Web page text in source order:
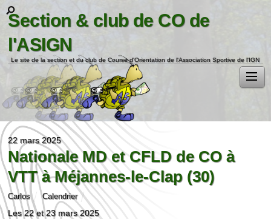
Section & club de CO de
l'ASIGN
Le site de la section et du club de Course d'Orientation de l'Association Sportive de l'IGN
22 mars 2025
Nationale MD et CFLD de CO à
VTT à Méjannes-le-Clap (30)
Carlos Calendrier
Les 22 et 23 mars 2025